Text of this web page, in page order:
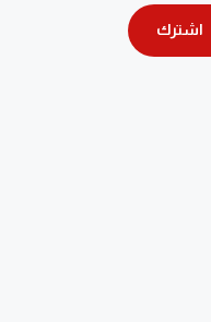
اشترك